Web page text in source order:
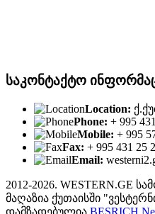
საკონტაქტო
Location:
Phone: + 995
Mobile: + 995
Fax: + 995 431 25
Email:
2012-2026. WESTERN.GE
მაღაზია ქუთაისში
დამზადებულია